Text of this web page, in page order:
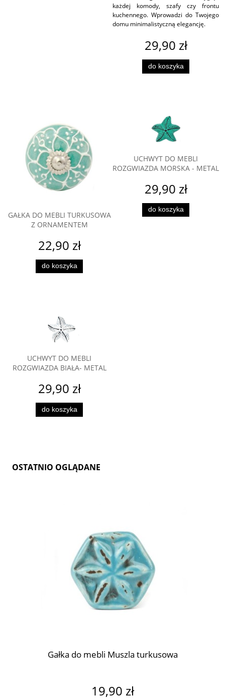
każdej komody, szafy czy frontu
kuchennego. Wprowadzi do Twojego
domu minimalistyczną elegancję.
29,90 zł
do koszyka
GAŁKA DO MEBLI TURKUSOWA
Z ORNAMENTEM
22,90 zł
do koszyka
UCHWYT DO MEBLI
ROZGWIAZDA MORSKA - METAL
29,90 zł
do koszyka
UCHWYT DO MEBLI
ROZGWIAZDA BIAŁA- METAL
29,90 zł
do koszyka
OSTATNIO OGLĄDANE
Gałka do mebli Muszla turkusowa
19,90 zł